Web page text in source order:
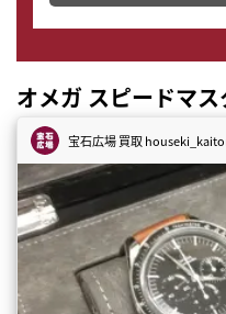
オメガ スピードマ
宝石広場 買取